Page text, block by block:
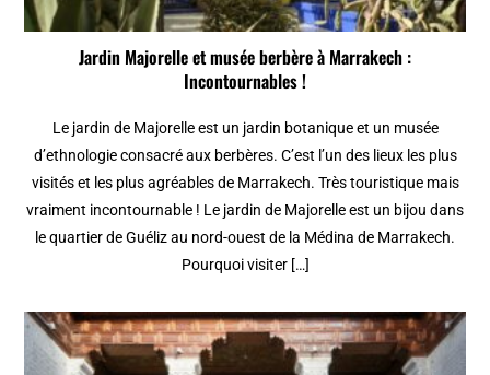
Jardin Majorelle et musée berbère à Marrakech :
Incontournables !
Le jardin de Majorelle est un jardin botanique et un musée
d’ethnologie consacré aux berbères. C’est l’un des lieux les plus
visités et les plus agréables de Marrakech. Très touristique mais
vraiment incontournable ! Le jardin de Majorelle est un bijou dans
le quartier de Guéliz au nord-ouest de la Médina de Marrakech.
Pourquoi visiter […]